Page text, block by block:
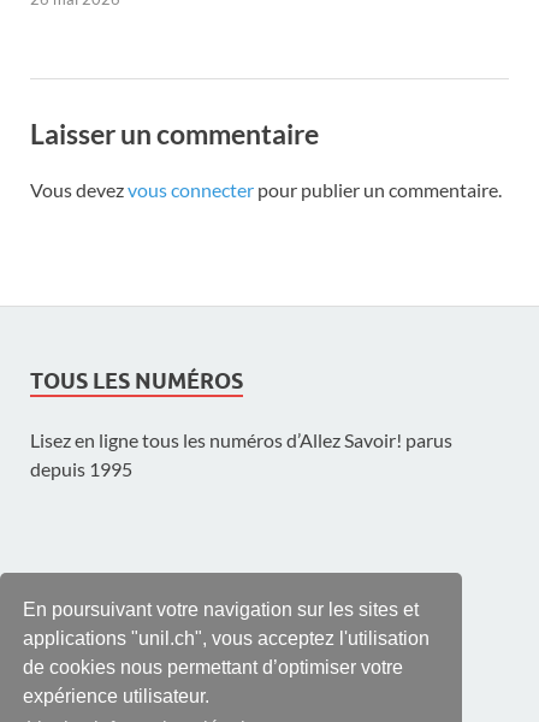
En poursuivant votre navigation sur les sites et
applications "unil.ch", vous acceptez l'utilisation
de cookies nous permettant d’optimiser votre
expérience utilisateur.
Laisser un commentaire
Vous devezvous connecter pour publier un commentaire.
TOUS LES NUMÉROS
Lisez en ligne tous les numéros d’Allez Savoir! parus
depuis 1995